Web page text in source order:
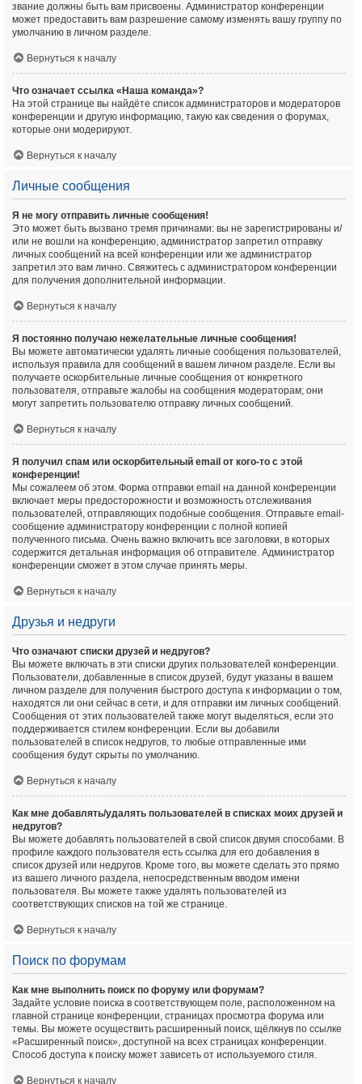
звание должны быть вам присвоены. Администратор конференции
может предоставить вам разрешение самому изменять вашу группу по
умолчанию в личном разделе.
Вернуться к началу
Что означает ссылка «Наша команда»?
На этой странице вы найдёте список администраторов и модераторов
конференции и другую информацию, такую как сведения о форумах,
которые они модерируют.
Вернуться к началу
Личные сообщения
Я не могу отправить личные сообщения!
Это может быть вызвано тремя причинами: вы не зарегистрированы и/
или не вошли на конференцию, администратор запретил отправку
личных сообщений на всей конференции или же администратор
запретил это вам лично. Свяжитесь с администратором конференции
для получения дополнительной информации.
Вернуться к началу
Я постоянно получаю нежелательные личные сообщения!
Вы можете автоматически удалять личные сообщения пользователей,
используя правила для сообщений в вашем личном разделе. Если вы
получаете оскорбительные личные сообщения от конкретного
пользователя, отправьте жалобы на сообщения модераторам; они
могут запретить пользователю отправку личных сообщений.
Вернуться к началу
Я получил спам или оскорбительный email от кого-то с этой
конференции!
Мы сожалеем об этом. Форма отправки email на данной конференции
включает меры предосторожности и возможность отслеживания
пользователей, отправляющих подобные сообщения. Отправьте email-
сообщение администратору конференции с полной копией
полученного письма. Очень важно включить все заголовки, в которых
содержится детальная информация об отправителе. Администратор
конференции сможет в этом случае принять меры.
Вернуться к началу
Друзья и недруги
Что означают списки друзей и недругов?
Вы можете включать в эти списки других пользователей конференции.
Пользователи, добавленные в список друзей, будут указаны в вашем
личном разделе для получения быстрого доступа к информации о том,
находятся ли они сейчас в сети, и для отправки им личных сообщений.
Сообщения от этих пользователей также могут выделяться, если это
поддерживается стилем конференции. Если вы добавили
пользователей в список недругов, то любые отправленные ими
сообщения будут скрыты по умолчанию.
Вернуться к началу
Как мне добавлять/удалять пользователей в списках моих друзей и
недругов?
Вы можете добавлять пользователей в свой список двумя способами. В
профиле каждого пользователя есть ссылка для его добавления в
список друзей или недругов. Кроме того, вы можете сделать это прямо
из вашего личного раздела, непосредственным вводом имени
пользователя. Вы можете также удалять пользователей из
соответствующих списков на той же странице.
Вернуться к началу
Поиск по форумам
Как мне выполнить поиск по форуму или форумам?
Задайте условие поиска в соответствующем поле, расположенном на
главной странице конференции, страницах просмотра форума или
темы. Вы можете осуществить расширенный поиск, щёлкнув по ссылке
«Расширенный поиск», доступной на всех страницах конференции.
Способ доступа к поиску может зависеть от используемого стиля.
Вернуться к началу